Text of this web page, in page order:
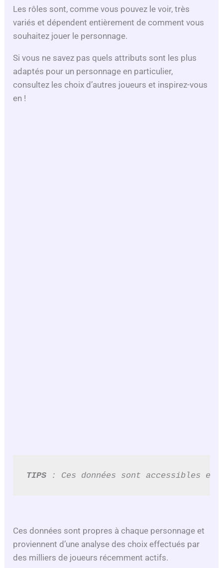
Les rôles sont, comme vous pouvez le voir, très
variés et dépendent entièrement de comment vous
souhaitez jouer le personnage.
Si vous ne savez pas quels attributs sont les plus
adaptés pour un personnage en particulier,
consultez les choix d’autres joueurs et inspirez-vous
en !
TIPS : Ces données sont accessibles
Ces données sont propres à chaque personnage et
proviennent d’une analyse des choix effectués par
des milliers de joueurs récemment actifs.